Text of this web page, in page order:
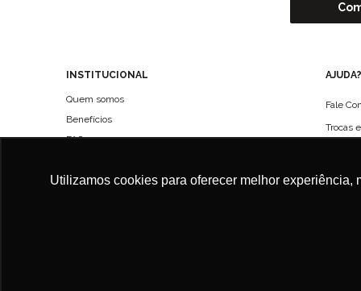
Utilizamos cookies para oferecer melhor
INSTITUCIONAL
Quem somos
Benefícios
FAQ
Política de Privacidade
AJUDA?
Fale
Trocas